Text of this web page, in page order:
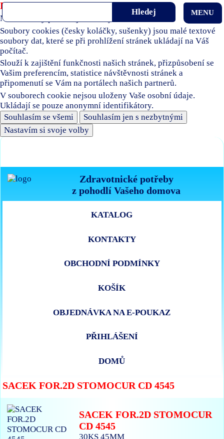
Používáme soubory cookies
Naše stránky používají soubory cookies.
Soubory cookies (česky koláčky, sušenky) jsou malé textové
soubory dat, které se při prohlížení stránek ukládají na Váš
počítač.
Slouží k zajištění funkčnosti našich stránek, přizpůsobení se
Vašim preferencím, statistice návštěvnosti stránek a
připomenutí se Vám na portálech našich partnerů.
V souborech cookie nejsou uloženy Vaše osobní údaje.
Ukládají se pouze anonymní identifikátory.
Souhlasím se všemi
Souhlasím jen s nezbytnými
Nastavím si svoje volby
Zdravotnické potřeby
z pohodlí Vašeho domova
MENU
KATALOG
KONTAKTY
OBCHODNÍ PODMÍNKY
KOŠÍK
OBJEDNÁVKA NA E-POUKAZ
PŘIHLÁŠENÍ
DOMŮ
SACEK FOR.2D STOMOCUR CD 4545
SACEK FOR.2D STOMOCUR
CD 4545
30KS 45MM